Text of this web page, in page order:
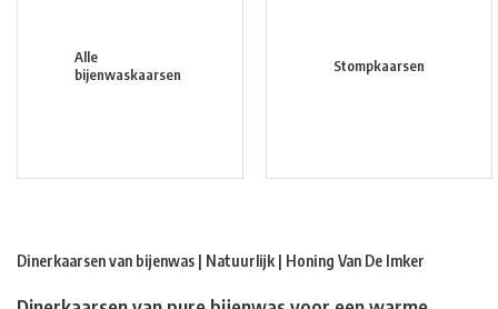
Alle
bijenwaskaarsen
Stompkaarsen
Dinerkaarsen van bijenwas | Natuurlijk | Honing Van De Imker